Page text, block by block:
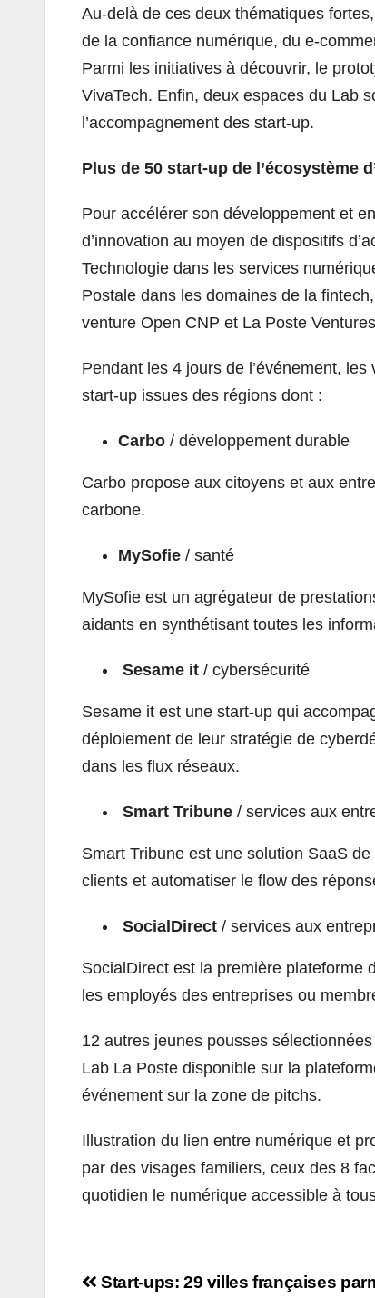
Au-delà de ces deux thématiques
de la confiance numérique, du e-
Parmi les initiatives à découvrir, le
VivaTech. Enfin, deux espaces du Lab
l’accompagnement des start-up.
Plus de 50 start-up de l’écosystème
Pour accélérer son développement et
d’innovation au moyen de dispositifs
Technologie dans les services
Postale dans les domaines de la
venture Open CNP et La Poste
Pendant les 4 jours de l’événement,
start-up issues des régions dont :
Carbo / développement durable
Carbo propose aux citoyens et aux
carbone.
MySofie / santé
MySofie est un agrégateur de
aidants en synthétisant toutes les
Sesame it / cybersécurité
Sesame it est une start-up qui
déploiement de leur stratégie de
dans les flux réseaux.
Smart Tribune / services aux
Smart Tribune est une solution SaaS
clients et automatiser le flow des
SocialDirect / services aux
SocialDirect est la première plateforme
les employés des entreprises ou
12 autres jeunes pousses
Lab La Poste disponible sur la
événement sur la zone de pitchs.
Illustration du lien entre numérique et
par des visages familiers, ceux des 8
quotidien le numérique accessible à
Navigation
Start-ups: 29 villes françaises